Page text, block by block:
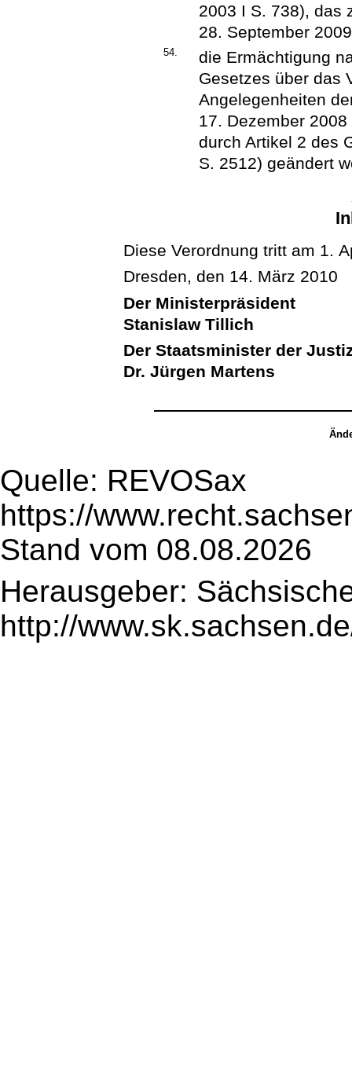
2003 I S. 738), das
28. September
54.
die Ermächtigung
Gesetzes über das
Angelegenheiten
17. Dezember
durch Artikel 2 des
S. 2512) geändert
Diese Verordnung tritt am 1.
Dresden, den 14. März 2010
Der Ministerpräsident
Stanislaw Tillich
Der Staatsminister der
Dr. Jürgen Martens
Quelle: REVOSax
https://
Stand vom 08.08.2026
Herausgeber:
http://